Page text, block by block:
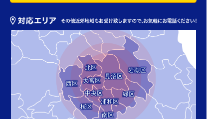
西区
北区
大宮区
中央区
桜区
見沼区
岩槻区
緑区
浦和区
南区